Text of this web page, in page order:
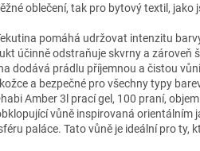
oblečení, tak pro bytový textil,
pomáhá udržovat intenzitu
účinně odstraňuje skvrny a zároveň
dodává prádlu příjemnou a čistou
a bezpečné pro všechny typy
Amber 3l prací gel, 100 praní,
vůně inspirovaná orientálním
paláce. Tato vůně je ideální pro ty,